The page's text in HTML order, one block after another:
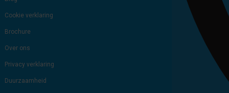
Cookie verklaring
Brochure
Over ons
Privacy verklaring
Duurzaamheid